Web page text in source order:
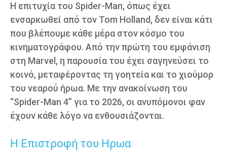
Η επιτυχία του Spider-Man, όπως έχει
ενσαρκωθεί από τον Tom Holland, δεν είναι κάτι
που βλέπουμε κάθε μέρα στον κόσμο του
κινηματογράφου. Από την πρώτη του εμφάνιση
στη Marvel, η παρουσία του έχει σαγηνεύσει το
κοινό, μεταφέροντας τη γοητεία και το χιούμορ
του νεαρού ήρωα. Με την ανακοίνωση του
“Spider-Man 4” για το 2026, οι ανυπόμονοι φαν
έχουν κάθε λόγο να ενθουσιάζονται.
Η Επιστροφή του Ηρωα